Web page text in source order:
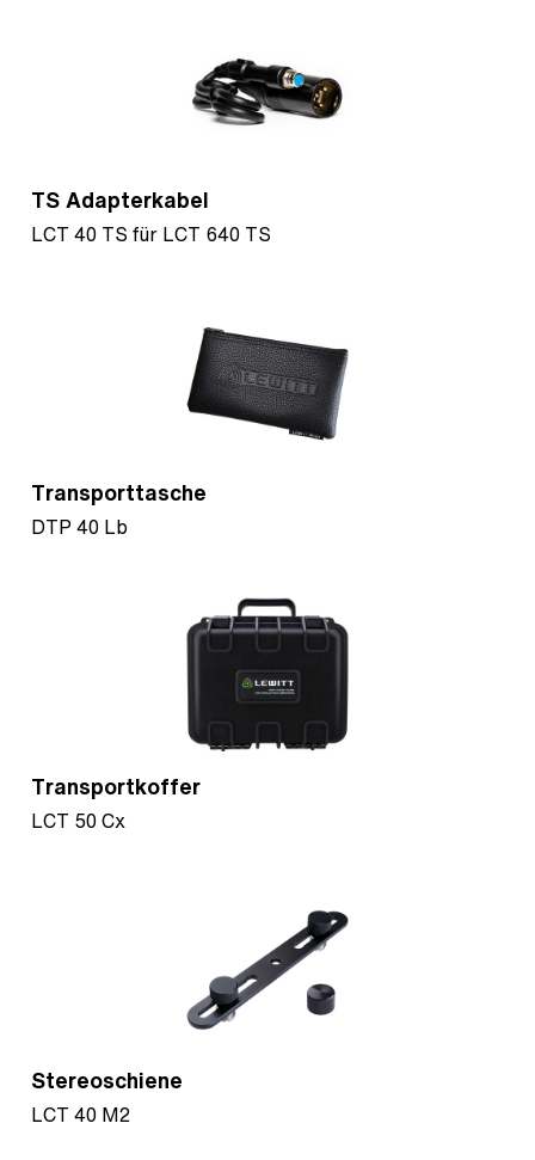
TS Adapterkabel
LCT 40 TS für LCT 640 TS
Transporttasche
DTP 40 Lb
Transportkoffer
LCT 50 Cx
Stereoschiene
LCT 40 M2